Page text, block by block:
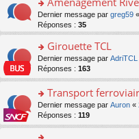
ré
c
e
nt
le
pl
u
ré
c
e
nt
n
o
n
le
pl
u
s
ré
c
e
nt
s
s
a
g
e
n
o
le
pl
u
s
ré
er
le
m
s
s
a
g
e
n
o
o
n
s
ult
er
le
s
s
a
g
Dernier message par greg59 «
Réponses : 35
o
n
s
ult
er
le
m
e
Girouette TCL
Dernier message par AdriTCL
Réponses : 163
o
n
s
ult
Transport
Dernier message par Auron «
Réponses : 119